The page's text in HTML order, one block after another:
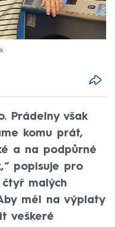
Prádelny však
komu prát,
a na podpůrné
popisuje pro
čtyř malých
měl na výplaty
veškeré